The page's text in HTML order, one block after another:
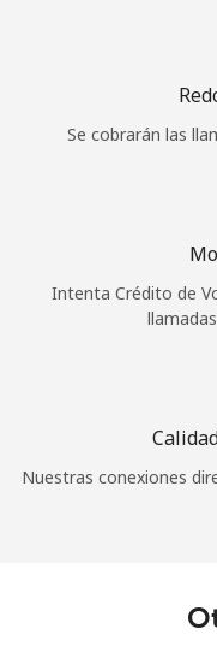
Se cobrarán las
Intenta Crédito de
Nuestras conexiones